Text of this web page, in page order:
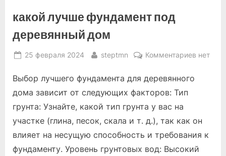
какой лучше фундамент под
деревянный дом
Posted
25 февраля 2024 By
steptmn Комментариевк
дом
нет
Выбор лучшего фундамента для деревянного
дома зависит от следующих факторов: Тип
грунта: Узнайте, какой тип грунта у вас на
участке (глина, песок, скала и т. д.), так как он
влияет на несущую способность и требования к
фундаменту. Уровень грунтовых вод: Высокий